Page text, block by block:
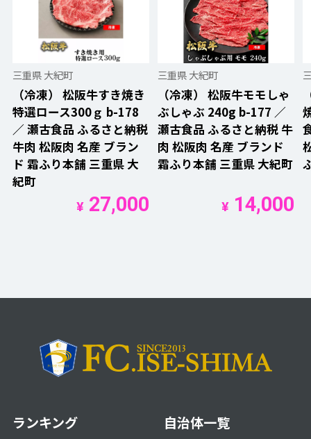
三重県 大紀町
（冷凍） 松阪牛すき焼き
特選ロース300ｇ b-178
／ 瀬古食品 ふるさと納税
牛肉 松阪肉 名産 ブラン
ド 霜ふり本舗 三重県 大
紀町
¥ 27,000
三重県 大紀町
（冷凍） 松阪牛モモしゃ
ぶしゃぶ 240g b-177 ／
瀬古食品 ふるさと納税 牛
肉 松阪肉 名産 ブランド
霜ふり本舗 三重県 大紀町
¥ 14,000
ランキング 自治体一覧